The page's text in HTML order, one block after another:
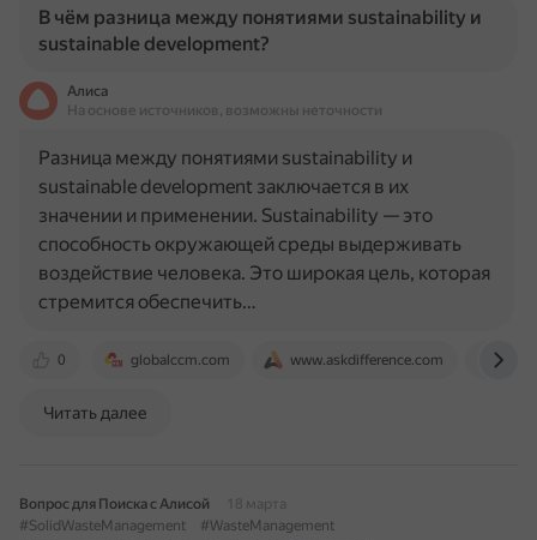
В чём разница между понятиями sustainability и
sustainable development?
Алиса
На основе источников, возможны неточности
0 globalccm.com www.askdifference.com
Разница между понятиями sustainability и
sustainable development заключается в их
значении и применении. Sustainability — это
способность окружающей среды выдерживать
воздействие человека. Это широкая цель, которая
стремится обеспечить…
Читать далее
Вопрос для Поиска с Алисой
18 марта
#SolidWasteManagement
#WasteManagement